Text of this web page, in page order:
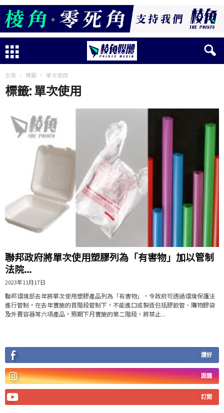
主頁 標籤 單次使用
標籤: 單次使用
聯邦政府將單次使用塑膠列為「有害物」加以管制
法院...
2023年11月17日
聯邦環境部去年將單次使用塑膠產品列為「有害物」，令政府可透過環境保護法
進行管制，在去年實施的首階段管制下，不能進口或製造包括膠飲管、購物膠袋
及外賣容器等六項產品，預期下月實施的第二階段，將禁止...
讚好
跟隨
訂閱